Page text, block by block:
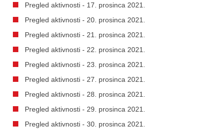
Pregled aktivnosti - 17. prosinca 2021.
Pregled aktivnosti - 20. prosinca 2021.
Pregled aktivnosti - 21. prosinca 2021.
Pregled aktivnosti - 22. prosinca 2021.
Pregled aktivnosti - 23. prosinca 2021.
Pregled aktivnosti - 27. prosinca 2021.
Pregled aktivnosti - 28. prosinca 2021.
Pregled aktivnosti - 29. prosinca 2021.
Pregled aktivnosti - 30. prosinca 2021.